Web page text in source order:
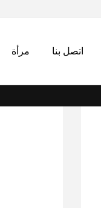
اتصل بنا مرأة